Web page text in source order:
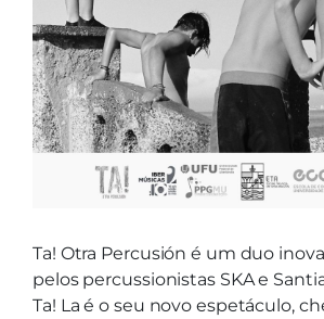
Ta! Otra Percusión é um duo
pelos percussionistas SKA e
Ta! La é o seu novo espetáculo,